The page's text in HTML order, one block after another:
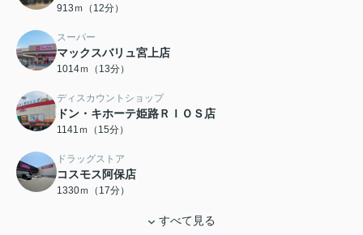
913ｍ（12分）
スーパー
マックスバリュ宮上店
1014ｍ（13分）
ディスカウントショップ
ドン・キホーテ姫路ＲＩＯＳ店
1141ｍ（15分）
ドラッグストア
コスモス阿保店
1330ｍ（17分）
すべて見る